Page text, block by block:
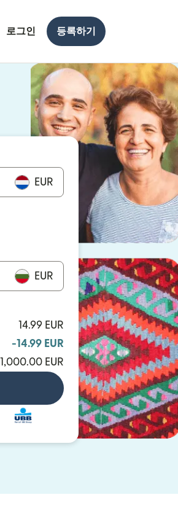
로그인 등록하기
EUR
EUR
14.99 EUR
-14.99 EUR
1,000.00 EUR